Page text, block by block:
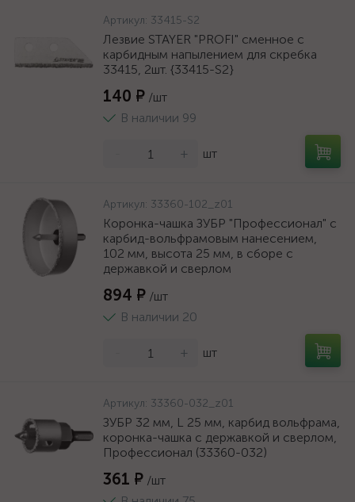
Артикул: 33415-S2
Лезвие STAYER "PROFI" сменное с
карбидным напылением для скребка
33415, 2шт. {33415-S2}
140 ₽ /шт
В наличии 99
+ шт
Артикул: 33360-102_z01
Коронка-чашка ЗУБР "Профессионал" c
карбид-вольфрамовым нанесением,
102 мм, высота 25 мм, в сборе с
державкой и сверлом
894 ₽ /шт
В наличии 20
+ шт
Артикул: 33360-032_z01
ЗУБР 32 мм, L 25 мм, карбид вольфрама,
коронка-чашка с державкой и сверлом,
Профессионал (33360-032)
361 ₽ /шт